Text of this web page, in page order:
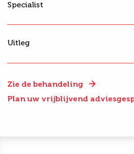
Zie de behandeling
Plan uw vrijblijvend
Specialist
Uitleg